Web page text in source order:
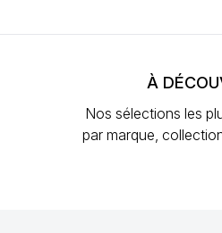
À
Nos sélections les
par marque,